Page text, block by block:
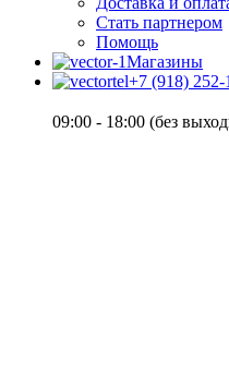
Стать партнером
Помощь
Магазины
+7 (918) 252-
09:00 - 18:00 (без